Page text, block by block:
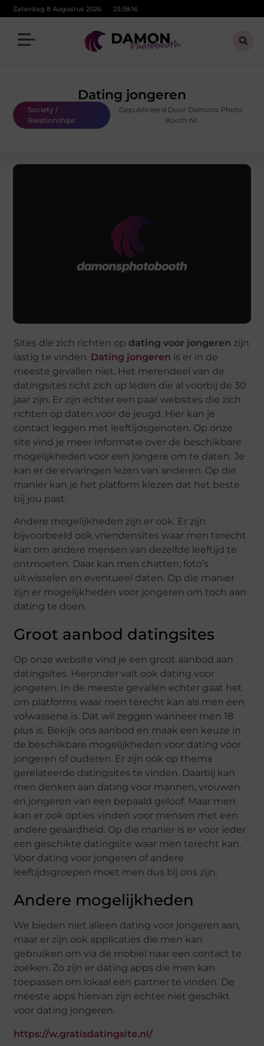
Zaterdag 8 Augustus 2026 23:38:16
Dating jongeren
Society /
Relationships
Gepubliceerd Door Damons Photo
Booth.nl
Sites die zich richten op dating voor jongeren zijn
lastig te vinden. Dating jongeren is er in de
meeste gevallen niet. Het merendeel van de
datingsites richt zich op leden die al voorbij de 30
jaar zijn. Er zijn echter een paar websites die zich
richten op daten voor de jeugd. Hier kan je
contact leggen met leeftijdsgenoten. Op onze
site vind je meer informatie over de beschikbare
mogelijkheden voor een jongere om te daten. Je
kan er de ervaringen lezen van anderen. Op die
manier kan je het platform kiezen dat het beste
bij jou past.
Andere mogelijkheden zijn er ook. Er zijn
bijvoorbeeld ook vriendensites waar men terecht
kan om andere mensen van dezelfde leeftijd te
ontmoeten. Daar kan men chatten, foto’s
uitwisselen en eventueel daten. Op die manier
zijn er mogelijkheden voor jongeren om toch aan
dating te doen.
Groot aanbod datingsites
Op onze website vind je een groot aanbod aan
datingsites. Hieronder valt ook dating voor
jongeren. In de meeste gevallen echter gaat het
om platforms waar men terecht kan als men een
volwassene is. Dat wil zeggen wanneer men 18
plus is. Bekijk ons aanbod en maak een keuze in
de beschikbare mogelijkheden voor dating voor
jongeren of ouderen. Er zijn ook op thema
gerelateerde datingsites te vinden. Daarbij kan
men denken aan dating voor mannen, vrouwen
en jongeren van een bepaald geloof. Maar men
kan er ook opties vinden voor mensen met een
andere geaardheid. Op die manier is er voor ieder
een geschikte datingsite waar men terecht kan.
Voor dating voor jongeren of andere
leeftijdsgroepen moet men dus bij ons zijn.
Andere mogelijkheden
We bieden niet alleen dating voor jongeren aan,
maar er zijn ook applicaties die men kan
gebruiken om via de mobiel naar een contact te
zoeken. Zo zijn er dating apps die men kan
toepassen om lokaal een partner te vinden. De
meeste apps hiervan zijn echter niet geschikt
voor dating jongeren.
https://w.gratisdatingsite.nl/